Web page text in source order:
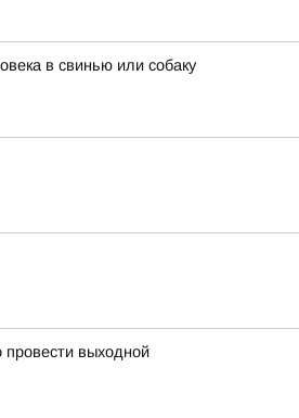
в свинью или собаку
выходной